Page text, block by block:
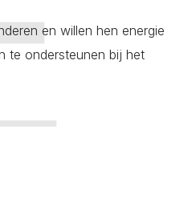
en willen hen energie
te ondersteunen bij het